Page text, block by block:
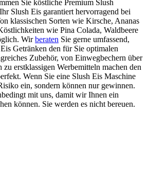
Sie köstliche Premium Slush
Slush Eis garantiert hervorragend bei
klassischen Sorten wie Kirsche, Ananas
wie Pina Colada, Waldbeere
Wirberaten Sie gerne umfassend,
Getränken den für Sie optimalen
Zubehör, von Einwegbechern über
erstklassigen Werbemitteln machen den
Wenn Sie eine Slush Eis Maschine
ein, sondern können nur gewinnen.
mit uns, damit wir Ihnen ein
können. Sie werden es nicht bereuen.